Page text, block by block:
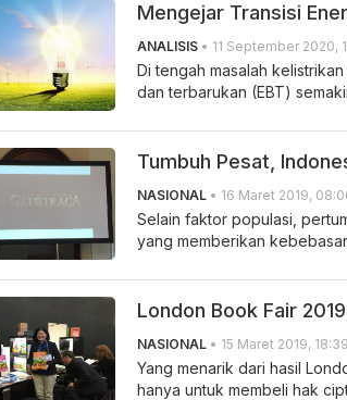
Mengejar Transisi
ANALISIS • 11 September 2020,
Di tengah masalah
dan terbarukan (EBT)
Tumbuh Pesat,
NASIONAL • 16 Maret 2019,
Selain faktor populasi,
yang memberikan
London Book Fair
NASIONAL • 15 Maret 2019, 18:39
Yang menarik dari hasil
hanya untuk membeli hak